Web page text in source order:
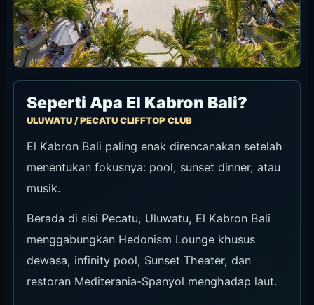
Seperti Apa El Kabron Bali?
ULUWATU / PECATU CLIFFTOP CLUB
El Kabron Bali paling enak direncanakan setelah
menentukan fokusnya: pool, sunset dinner, atau
musik.
Berada di sisi Pecatu, Uluwatu, El Kabron Bali
menggabungkan Hedonism Lounge khusus
dewasa, infinity pool, Sunset Theater, dan
restoran Mediterania-Spanyol menghadap laut.